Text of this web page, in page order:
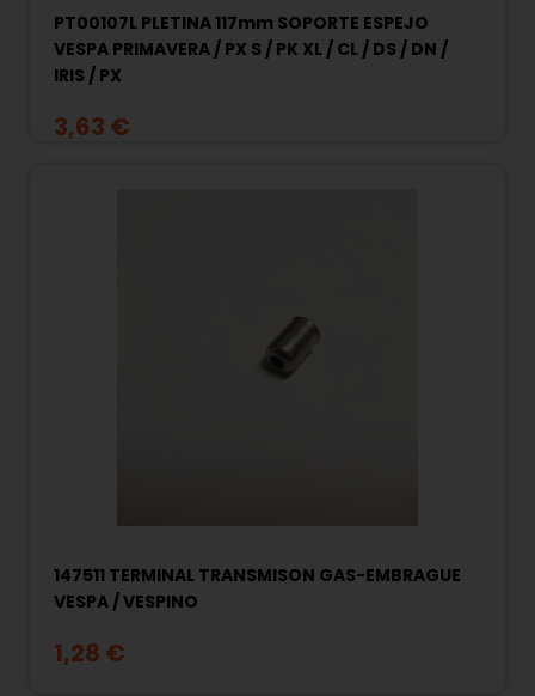
PT00107L PLETINA 117mm SOPORTE ESPEJO
VESPA PRIMAVERA / PX S / PK XL / CL / DS / DN /
IRIS / PX
3,63 €
147511 TERMINAL TRANSMISON GAS-EMBRAGUE
VESPA / VESPINO
1,28 €